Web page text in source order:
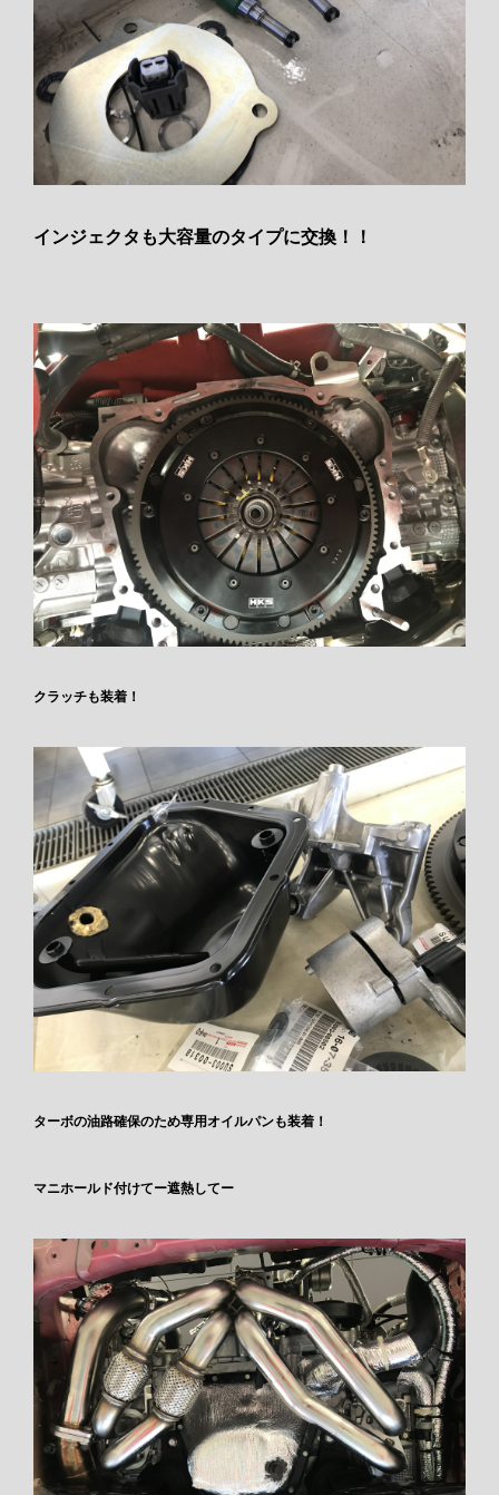
インジェクタも大容量のタイプに交換！！
クラッチも装着！
ターボの油路確保のため専用オイルパンも装着！
マニホールド付けてー遮熱してー